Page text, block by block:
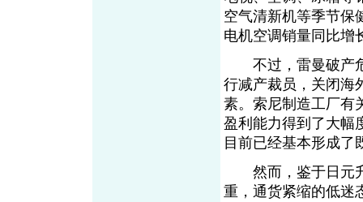
空气清新机等季节保
电机空调销量同比增
不过，雷曼破产危
行减产裁员，关闭海
素。索尼制造工厂有
盈利能力得到了大幅
目前已经基本形成了
然而，鉴于日元升
重，通货紧缩的低迷